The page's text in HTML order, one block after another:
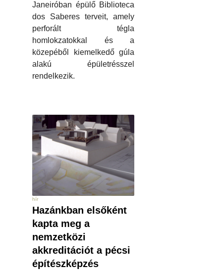
Janeiróban épülő Biblioteca
dos Saberes terveit, amely
perforált tégla
homlokzatokkal és a
közepéből kiemelkedő gúla
alakú épületrésszel
rendelkezik.
hír
Hazánkban elsőként
kapta meg a
nemzetközi
akkreditációt a pécsi
építészképzés